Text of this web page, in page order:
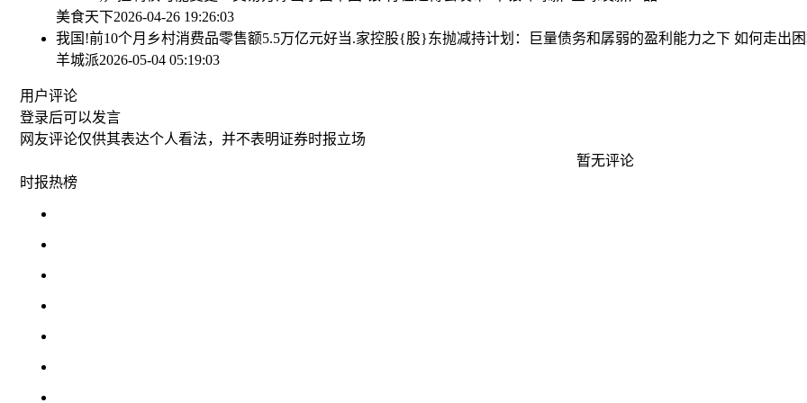
美食天下2026-04-26 19:26:03
我国!前10个月乡村消费品零售额5.5万亿元好当.家控股{股}东抛减持计划：巨量债务和孱弱的盈利能力之下 如何走出
羊城派2026-05-04 05:19:03
用户评论
登录后可以发言
网友评论仅供其表达个人看法，并不表明证券时报立场
暂无评论
时报热榜